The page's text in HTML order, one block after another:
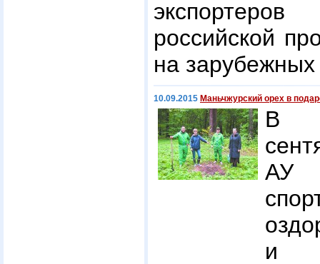
российской
на
10.09.2015 Маньчжурский орех в
В
АУ
и